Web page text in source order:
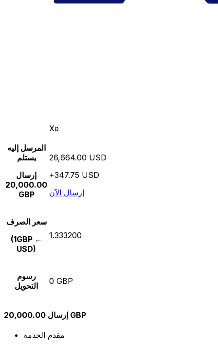
Xe
المرسل إليه
يستلم
إرسال
20,000.00
GBP
26,664.00 USD
+347.75 USD
إرسال الآن
سعر الصرف
(1GBP ←
USD)
1.333200
رسوم
التحويل
0 GBP
إرسال 20,000.00 GBP
مقدم الخدمة